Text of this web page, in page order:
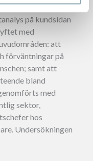
har Götessons
på kundsidan
med
att
förväntningar på
samt att
bland
med
sektor,
hos
Undersökningen